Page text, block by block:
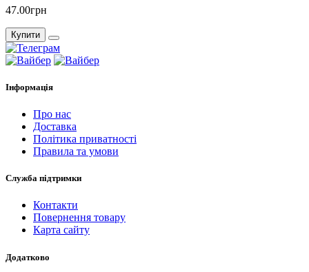
47.00грн
Купити
Інформація
Про нас
Доставка
Політика приватності
Правила та умови
Служба підтримки
Контакти
Повернення товару
Карта сайту
Додатково